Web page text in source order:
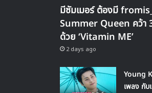
มีซัมเมอร์ ต้องมี
Summer Queen คว้า
ด้วย ‘Vitamin ME’
2 days ago
Young
เพลง กั